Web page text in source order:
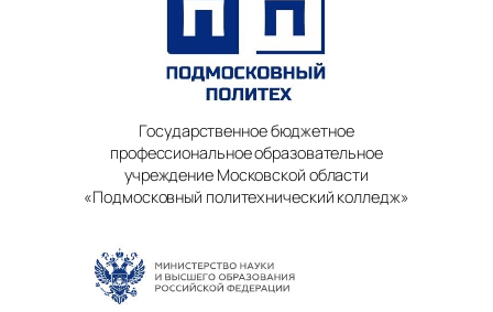
Государственное бюджетное
профессиональное образовательное
учреждение Московской области
«Подмосковный политехнический колледж»